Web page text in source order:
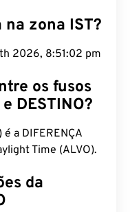
zona IST?
2026, 8:51:03 pm
os fusos
DESTINO?
a DIFERENÇA
Time (ALVO).
da